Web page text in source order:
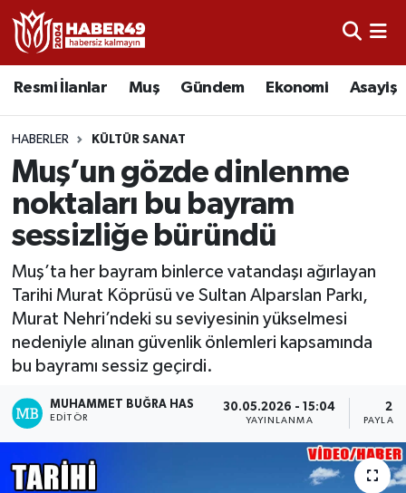
Resmi İlanlar Muş Gündem Ekonomi Asayiş
HABERLER KÜLTÜR SANAT
Muş’un gözde dinlenme
noktaları bu bayram
sessizliğe büründü
Muş’ta her bayram binlerce vatandaşı ağırlayan
Tarihi Murat Köprüsü ve Sultan Alparslan Parkı,
Murat Nehri’ndeki su seviyesinin yükselmesi
nedeniyle alınan güvenlik önlemleri kapsamında
bu bayramı sessiz geçirdi.
MUHAMMET BUĞRA HAS
EDITÖR
30.05.2026 - 15:04
YAYINLANMA
2
Resmi İlanlar
Asayiş
Bölge
Eğitim
Ekonomi
Sağlık
Gündem
Teknoloji
Uşak Nöbetçi Eczaneler
Uşak Hava Durumu
Uşak Namaz Vakitleri
Uşak Trafik Yoğunluk Haritası
TFF 2.Lig Kırmızı Grup Puan Durumu ve Fikstür
Tüm Manşetler
Son Dakika Haberleri